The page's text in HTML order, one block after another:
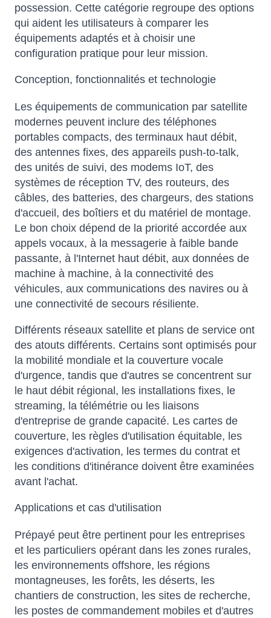
possession. Cette catégorie regroupe des options
qui aident les utilisateurs à comparer les
équipements adaptés et à choisir une
configuration pratique pour leur mission.
Conception, fonctionnalités et technologie
Les équipements de communication par satellite
modernes peuvent inclure des téléphones
portables compacts, des terminaux haut débit,
des antennes fixes, des appareils push-to-talk,
des unités de suivi, des modems IoT, des
systèmes de réception TV, des routeurs, des
câbles, des batteries, des chargeurs, des stations
d'accueil, des boîtiers et du matériel de montage.
Le bon choix dépend de la priorité accordée aux
appels vocaux, à la messagerie à faible bande
passante, à l'Internet haut débit, aux données de
machine à machine, à la connectivité des
véhicules, aux communications des navires ou à
une connectivité de secours résiliente.
Différents réseaux satellite et plans de service ont
des atouts différents. Certains sont optimisés pour
la mobilité mondiale et la couverture vocale
d'urgence, tandis que d'autres se concentrent sur
le haut débit régional, les installations fixes, le
streaming, la télémétrie ou les liaisons
d'entreprise de grande capacité. Les cartes de
couverture, les règles d'utilisation équitable, les
exigences d'activation, les termes du contrat et
les conditions d'itinérance doivent être examinées
avant l'achat.
Applications et cas d'utilisation
Prépayé peut être pertinent pour les entreprises
et les particuliers opérant dans les zones rurales,
les environnements offshore, les régions
montagneuses, les forêts, les déserts, les
chantiers de construction, les sites de recherche,
les postes de commandement mobiles et d'autres